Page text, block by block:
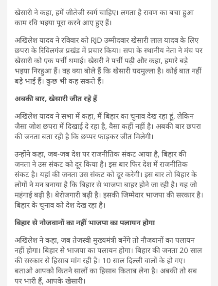
खेसारी ने कहा, हमें जीतेजी स्वर्ग चाहिए। लगता है रावण का बचा हुआ
काम रवि भइया पूरा करने आए हुए हैं।
अखिलेश यादव ने रविवार को RJD उम्मीदवार खेसारी लाल यादव के लिए
छपरा के रिविलगंज प्रखंड में प्रचार किया। सपा के स्थानीय नेता ने मंच पर
खेसारी को एक पर्ची थमाई। खेसरी ने पर्ची पढ़ी और कहा, हमारे बड़े
भइया निरहुआ हैं। वह क्या बोले हैं कि खेसारी यदमुल्ला है। कोई बात नहीं
बड़े भाई हैं। कुछ भी कह सकते हैं।
अबकी बार, खेसारी जीत रहे हैं
अखिलेश यादव ने सभा में कहा, मैं बिहार का चुनाव देख रहा हूं, लेकिन
जैसा जोश छपरा में दिखाई दे रहा है, वैसा कहीं नहीं है। अबकी बार छपरा
की जनता बता रही है कि छप्पर फाड़कर जीत मिलेगी।
उन्होंने कहा, जब-जब देश पर राजनीतिक संकट आया है, बिहार की
जनता ने उस संकट को दूर किया है। इस बार फिर देश में राजनीतिक
संकट है। यहां की जनता उस संकट को दूर करेगी। इस बार तो बिहार के
लोगों ने मन बनाया है कि बिहार से भाजपा बाहर होने जा रही है। यह जो
महंगाई बढ़ी है। बेरोजगारी बढ़ी है। इसकी जिम्मेदार भाजपा की सरकार है।
बिहार के चुनाव को देश देख रहा है।
बिहार से नौजवानों का नहीं भाजपा का पलायन होगा
अखिलेश ने कहा, जब तेजस्वी मुख्यमंत्री बनेंगे तो नौजवानों का पलायन
नहीं होगा। बिहार से भाजपा का पलायन होगा। बिहार की जनता 20 साल
की सरकार से हिसाब मांग रही है। 10 साल दिल्ली वालों के हो गए।
बताओ आपको कितने सालों का हिसाब किताब लेना है। अबकी तो सब
पर भारी हैं, आपके खेसारी।